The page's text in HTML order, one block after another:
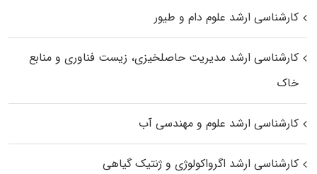
کارشناسی ارشد علوم دام و طیور
کارشناسی ارشد مدیریت حاصلخیزی، زیست فناوری و منابع
خاک
کارشناسی ارشد علوم و مهندسی آب
کارشناسی ارشد اگرواکولوژی و ژنتیک گیاهی